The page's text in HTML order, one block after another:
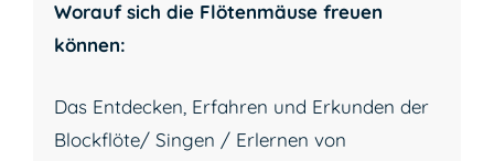
Worauf sich die Flötenmäuse freuen
können:
Das Entdecken, Erfahren und Erkunden der
Blockflöte/ Singen / Erlernen von